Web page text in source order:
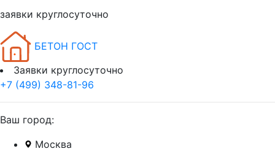
заявки круглосуточно
БЕТОН ГОСТ
Заявки круглосуточно
+7 (499) 348-81-96
Ваш город:
Москва